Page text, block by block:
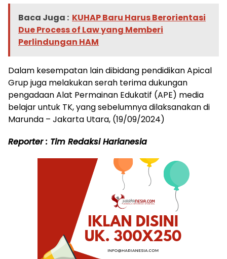
Baca Juga : KUHAP Baru Harus Berorientasi
Due Process of Law yang Memberi
Perlindungan HAM
Dalam kesempatan lain dibidang pendidikan Apical
Grup juga melakukan serah terima dukungan
pengadaan Alat Permainan Edukatif (APE) media
belajar untuk TK, yang sebelumnya dilaksanakan di
Marunda – Jakarta Utara, (19/09/2024)
Reporter : Tim Redaksi Harianesia